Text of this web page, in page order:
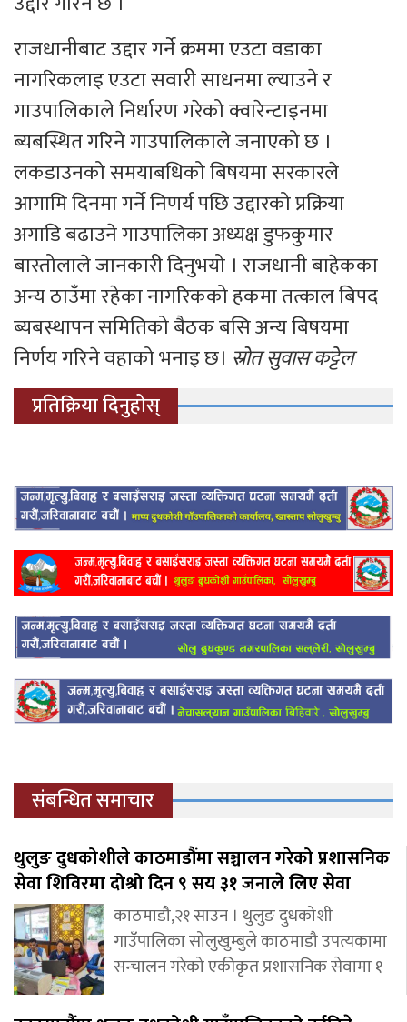
राजधानीबाट उद्दार गर्ने क्रममा एउटा वडाका
नागरिकलाइ एउटा सवारी साधनमा ल्याउने र
गाउपालिकाले निर्धारण गरेको क्वारेन्टाइनमा
ब्यबस्थित गरिने गाउपालिकाले जनाएको छ ।
लकडाउनको समयाबधिको बिषयमा सरकारले
आगामि दिनमा गर्ने निणर्य पछि उद्दारको प्रक्रिया
अगाडि बढाउने गाउपालिका अध्यक्ष डुफकुमार
बास्तोलाले जानकारी दिनुभयो । राजधानी बाहेकका
अन्य ठाउँमा रहेका नागरिकको हकमा तत्काल बिपद
ब्यबस्थापन समितिको बैठक बसि अन्य बिषयमा
निर्णय गरिने वहाको भनाइ छ। स्रोत सुवास कट्टेल
प्रतिक्रिया दिनुहोस्
संबन्धित समाचार
थुलुङ दुधकोशीले काठमाडौंमा सञ्चालन गरेको प्रशासनिक
सेवा शिविरमा दोश्रो दिन ९ सय ३१ जनाले लिए सेवा
काठमाडौ,२१ साउन । थुलुङ दुधकोशी
गाउँपालिका सोलुखुम्बुले काठमाडौ उपत्यकामा
सन्चालन गरेको एकीकृत प्रशासनिक सेवामा १